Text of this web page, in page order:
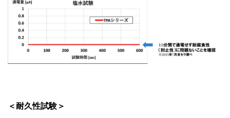
＜耐久性試験＞